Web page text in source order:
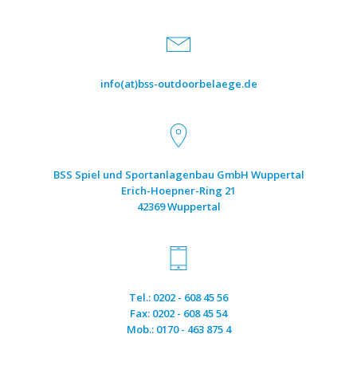
info(at)bss-outdoorbelaege.de
BSS Spiel und Sportanlagenbau GmbH Wuppertal
Erich-Hoepner-Ring 21
42369 Wuppertal
Tel.: 0202 - 608 45 56
Fax: 0202 - 608 45 54
Mob.: 0170 - 463 875 4